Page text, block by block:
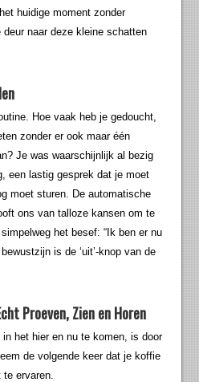
huidige moment zonder
naar deze kleine schatten
Hoe vaak heb je gedoucht,
zonder er ook maar één
Je was waarschijnlijk al bezig
een lastig gesprek dat je moet
moet sturen. De automatische
ons van talloze kansen om te
het besef: “Ik ben er nu
is de ‘uit’-knop van de
Proeven, Zien en Horen
het hier en nu te komen, is door
de volgende keer dat je koffie
ervaren.